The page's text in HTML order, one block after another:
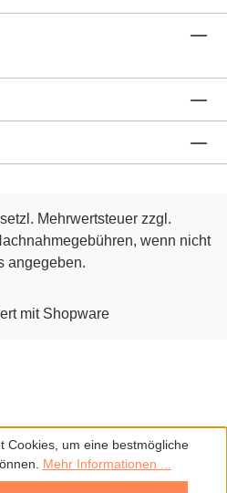
Mehrwertsteuer zzgl.
wenn nicht
angegeben.
mit Shopware
Cookies, um eine bestmögliche
Mehr Informationen ...